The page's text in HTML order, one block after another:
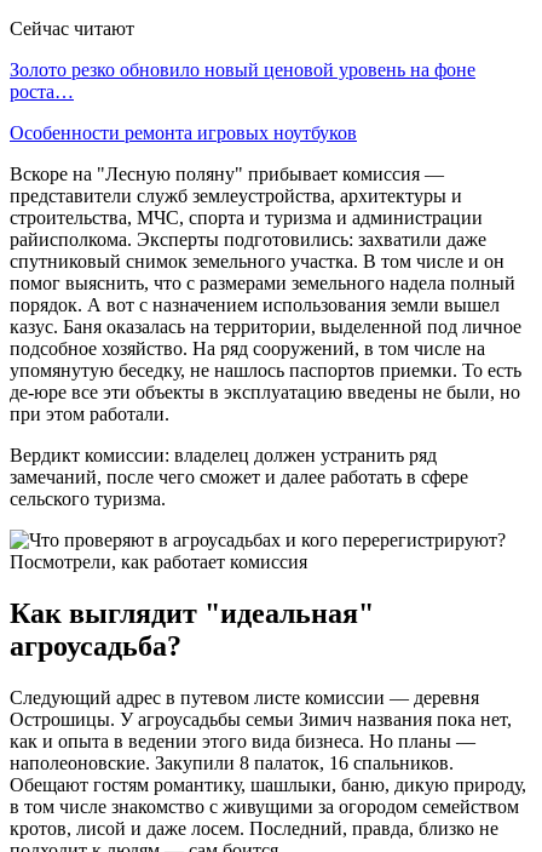
Сейчас читают
Золото резко обновило новый ценовой уровень на фоне
роста…
Особенности ремонта игровых ноутбуков
Вскоре на "Лесную поляну" прибывает комиссия —
представители служб землеустройства, архитектуры и
строительства, МЧС, спорта и туризма и администрации
райисполкома. Эксперты подготовились: захватили даже
спутниковый снимок земельного участка. В том числе и он
помог выяснить, что с размерами земельного надела полный
порядок. А вот с назначением использования земли вышел
казус. Баня оказалась на территории, выделенной под личное
подсобное хозяйство. На ряд сооружений, в том числе на
упомянутую беседку, не нашлось паспортов приемки. То есть
де-юре все эти объекты в эксплуатацию введены не были, но
при этом работали.
Вердикт комиссии: владелец должен устранить ряд
замечаний, после чего сможет и далее работать в сфере
сельского туризма.
Как выглядит "идеальная"
агроусадьба?
Следующий адрес в путевом листе комиссии — деревня
Острошицы. У агроусадьбы семьи Зимич названия пока нет,
как и опыта в ведении этого вида бизнеса. Но планы —
наполеоновские. Закупили 8 палаток, 16 спальников.
Обещают гостям романтику, шашлыки, баню, дикую природу,
в том числе знакомство с живущими за огородом семейством
кротов, лисой и даже лосем. Последний, правда, близко не